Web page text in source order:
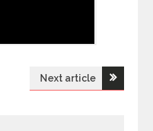
Next article